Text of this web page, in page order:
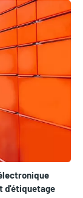
d'étiquetage